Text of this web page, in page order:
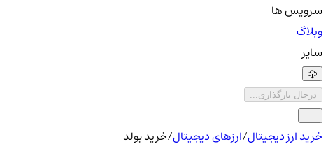
سرویس ها
وبلاگ
سایر
درحال بارگذاری...
خرید ارز دیجیتال/ارزهای دیجیتال/خرید بولد